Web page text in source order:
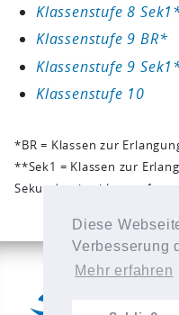
Diese
Verbesserung
Mehr erfahren
Klassenstufe 8
Klassenstufe 9 BR*
Klassenstufe 9
Klassenstufe 10
*BR = Klassen zur
**Sek1 = Klassen zur
Sekundarabschlusses 1